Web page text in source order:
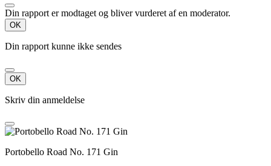
Din rapport er modtaget og bliver vurderet af en moderator.
OK
Din rapport kunne ikke sendes
OK
Skriv din anmeldelse
Portobello Road No. 171 Gin